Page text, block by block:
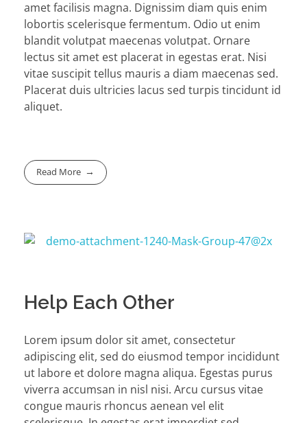
amet facilisis magna. Dignissim diam quis enim
lobortis scelerisque fermentum. Odio ut enim
blandit volutpat maecenas volutpat. Ornare
lectus sit amet est placerat in egestas erat. Nisi
vitae suscipit tellus mauris a diam maecenas sed.
Placerat duis ultricies lacus sed turpis tincidunt id
aliquet.
Read More
Help Each Other
Lorem ipsum dolor sit amet, consectetur
adipiscing elit, sed do eiusmod tempor incididunt
ut labore et dolore magna aliqua. Egestas purus
viverra accumsan in nisl nisi. Arcu cursus vitae
congue mauris rhoncus aenean vel elit